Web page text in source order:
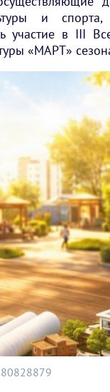
и
участие в III
«МАРТ»